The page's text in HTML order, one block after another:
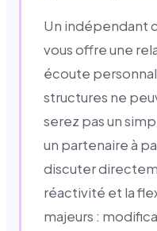
Un indépendant
vous offre une
écoute
structures ne
serez pas un
un partenaire à
discuter
réactivité et la
majeurs :